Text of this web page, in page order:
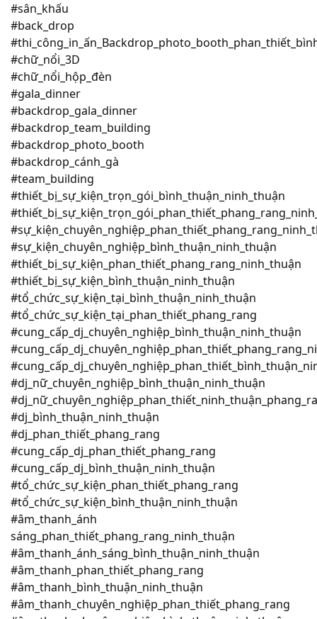
#sân_khấu
#back_drop
#chữ_nổi_3D
#chữ_nổi_hộp_đèn
#gala_dinner
#backdrop_gala_dinner
#backdrop_team_building
#backdrop_photo_booth
#backdrop_cánh_gà
#team_building
#thiết_bị_sự_kiện_trọn_gói_bình_thuận_ninh_thuận
#sự_kiện_chuyên_nghiệp_bình_thuận_ninh_thuận
#thiết_bị_sự_kiện_phan_thiết_phang_rang_ninh_thuận
#thiết_bị_sự_kiện_bình_thuận_ninh_thuận
#tổ_chức_sự_kiện_tại_bình_thuận_ninh_thuận
#tổ_chức_sự_kiện_tại_phan_thiết_phang_rang
#cung_cấp_dj_chuyên_nghiệp_bình_thuận_ninh_thuận
#dj_nữ_chuyên_nghiệp_bình_thuận_ninh_thuận
#dj_bình_thuận_ninh_thuận
#dj_phan_thiết_phang_rang
#cung_cấp_dj_phan_thiết_phang_rang
#cung_cấp_dj_bình_thuận_ninh_thuận
#tổ_chức_sự_kiện_phan_thiết_phang_rang
#tổ_chức_sự_kiện_bình_thuận_ninh_thuận
#âm_thanh_ánh
sáng_phan_thiết_phang_rang_ninh_thuận
#âm_thanh_ánh_sáng_bình_thuận_ninh_thuận
#âm_thanh_phan_thiết_phang_rang
#âm_thanh_bình_thuận_ninh_thuận
#âm_thanh_chuyên_nghiệp_phan_thiết_phang_rang